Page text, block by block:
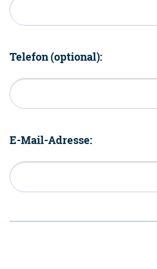
Telefon (optional):
E-Mail-Adresse: